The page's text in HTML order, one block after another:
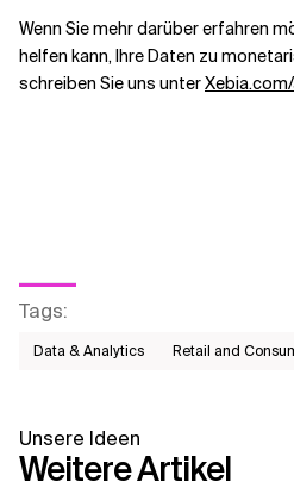
Wenn Sie mehr darüber erfahren
helfen kann, Ihre Daten zu
schreiben Sie uns unter
Tags:
Data & Analytics Retail and
Unsere Ideen
Weitere Artikel